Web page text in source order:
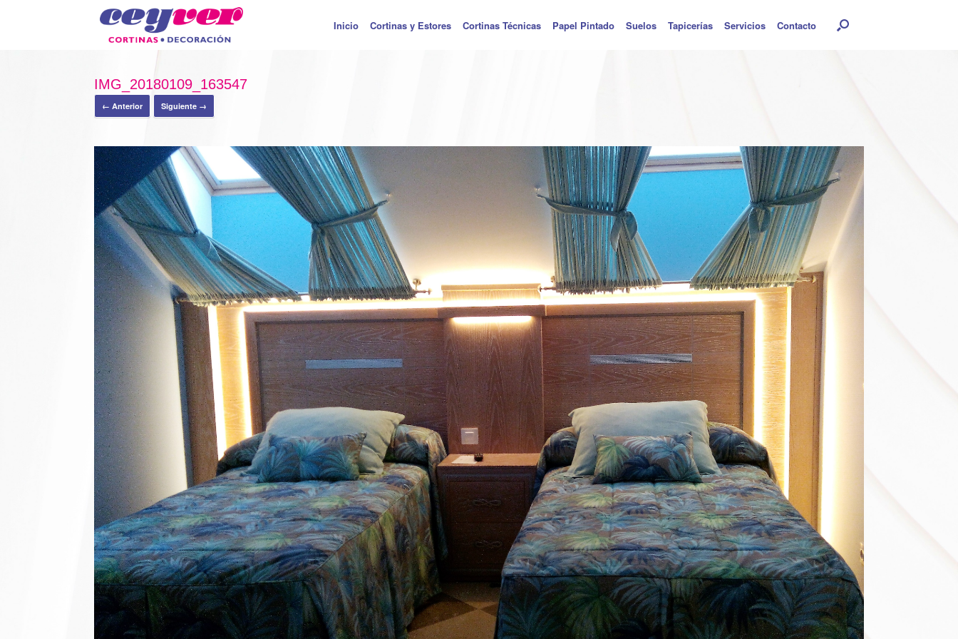
Inicio Cortinas y Estores Cortinas Técnicas Papel Pintado Suelos Tapicerías Servicios Contacto
IMG_20180109_163547
← Anterior Siguiente →